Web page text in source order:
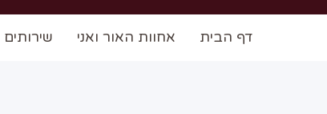
דף הבית אחוות האור ואני שירותים